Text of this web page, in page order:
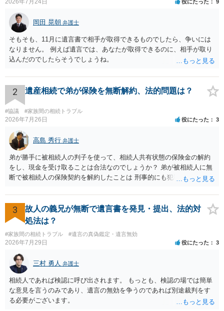
役にたった 9
岡田 晃朝 弁護士
そもそも、11月に遺言書で相手が取得できるものでしたら、争いには
なりません。 例えば遺言では、あなたが取得できるのに、相手が取り
込んだのでしたらそうでしょうね。
2 遺産相続で弟が保険を無断解約、法的問題は？
#協議 #家族間の相続トラブル
2026年7月26日 役にたった 3
高島 秀行 弁護士
弟が勝手に被相続人の判子を使って、相続人共有状態の保険金の解約
をし、現金を受け取ることは合法なのでしょうか？ 弟が被相続人に無
断で被相続人の保険契約を解約したことは 刑事的にも犯罪となる可能
された書類のコピーを取得して、弁護士に面談で詳しい事情を話して
相談 されたら良いと思います。
3
故人の義兄が無断で遺言書を発見・提出、法的対
処法は？
#家族間の相続トラブル #遺言の真偽鑑定・遺言無効
2026年7月29日 役にたった 3
三村 勇人 弁護士
相続人であれば検認に呼び出されます。 もっとも、検認の場では簡単
な意見を言うのみであり、遺言の無効を争うのであれば別途裁判をす
る必要がございます。